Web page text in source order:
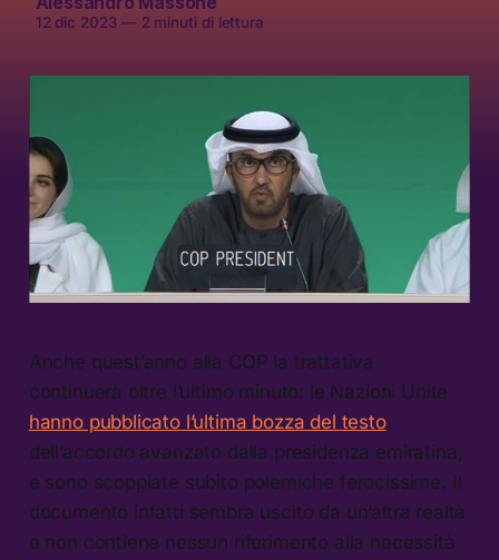
12 dic 2023 —2 minuti di lettura
Anche quest’anno alla COP la trattativa
continuerà oltre l’ultimo minuto: le Nazioni Unite
hanno pubblicato l’ultima bozza del testo
dell’accordo avanzato dalla presidenza emiratina,
e sono scoppiate subito polemiche ferocissime. Il
documento infatti sembra uscito da un’altra realtà
e non contiene nessun riferimento alla necessità